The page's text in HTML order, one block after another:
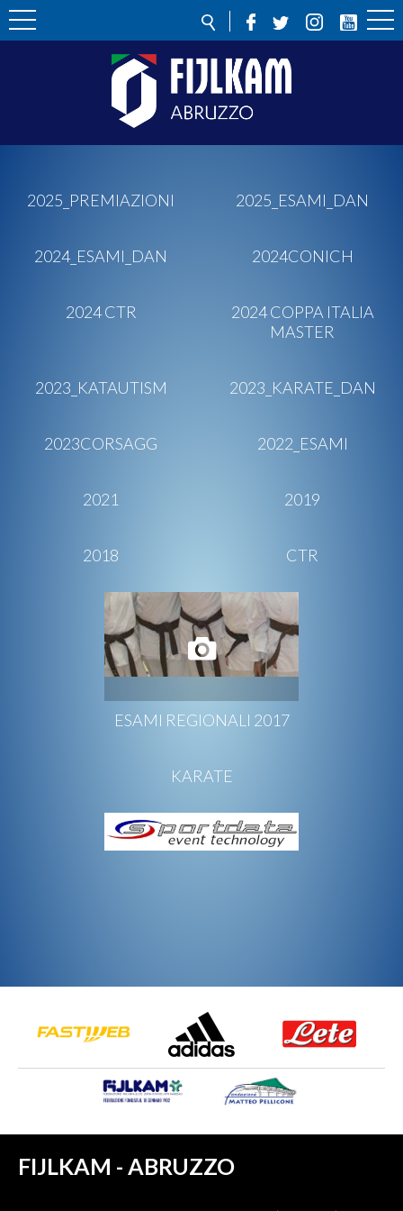
2025_PREMIAZIONI 2025_ESAMI_DAN
2024_ESAMI_DAN 2024CONICH
2024 CTR
2024 COPPA ITALIA
MASTER
2023_KATAUTISM 2023_KARATE_DAN
2023CORSAGG 2022_ESAMI
2021 2019
2018 CTR
ESAMI REGIONALI 2017
KARATE
FIJLKAM - ABRUZZO